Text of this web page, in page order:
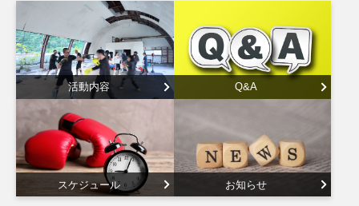
活動内容 Q&A
スケジュール お知らせ